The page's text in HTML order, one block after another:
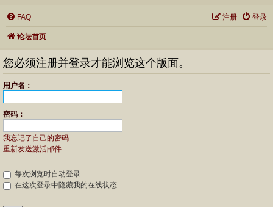
FAQ 登录
注册
论坛首页
您必须注册并登录才能浏览这个版面。
用户名：
密码：
我忘记了自己的密码
重新发送激活邮件
每次浏览时自动登录
在这次登录中隐藏我的在线状态